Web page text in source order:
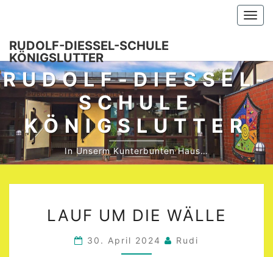
content
RUDOLF-DIESSEL-SCHULE K
ÖNIGSLUTTER
RUDOLF-DIESSEL-S
CHULE K
ÖNIGSLUTTER
In Unserm Kunterbunten Haus…
UM
DIE
WÄLLE
LAUF UM DIE WÄLLE
30. April 2024 Rudi